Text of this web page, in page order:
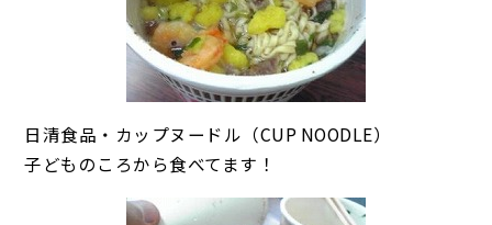
日清食品・カップヌードル（CUP NOODLE）
子どものころから食べてます！